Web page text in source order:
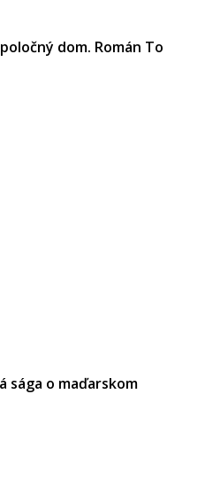
dom. Román To
sága o maďarskom